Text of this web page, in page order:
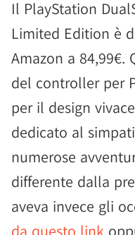
Il PlayStation
Limited Edition è
Amazon a 84,99€.
del controller per
per il design
dedicato al
numerose
differente dalla
aveva invece gli
da questo link